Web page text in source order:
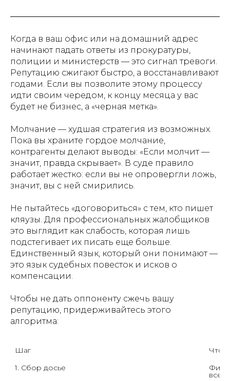
Когда в ваш офис или на домашний адрес
начинают падать ответы из прокуратуры,
полиции и министерств — это сигнал тревоги.
Репутацию сжигают быстро, а восстанавливают
годами. Если вы позволите этому процессу
идти своим чередом, к концу месяца у вас
будет не бизнес, а «черная метка».
Молчание — худшая стратегия из возможных.
Пока вы храните гордое молчание,
контрагенты делают выводы: «Если молчит —
значит, правда скрывает». В суде правило
работает жестко: если вы не опровергли ложь,
значит, вы с ней смирились.
Не пытайтесь «договориться» с тем, кто пишет
кляузы. Для профессиональных жалобщиков
это выглядит как слабость, которая лишь
подстегивает их писать еще больше.
Единственный язык, который они понимают —
это язык судебных повесток и исков о
компенсации.
Чтобы не дать оппоненту сжечь вашу
репутацию, придерживайтесь этого
алгоритма:
Шаг
Что
1. Сбор досье
все